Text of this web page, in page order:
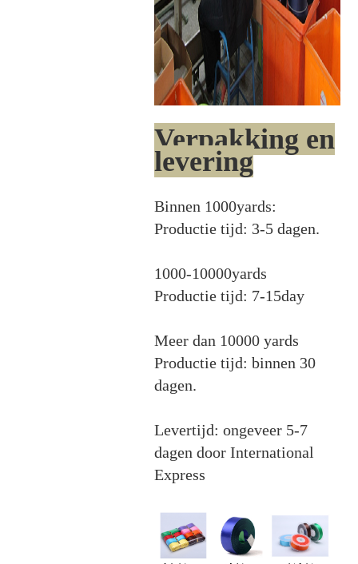
Verpakking en
levering
Binnen 1000yards:
Productie tijd: 3-5 dagen.
1000-10000yards
Productie tijd: 7-15day
Meer dan 10000 yards
Productie tijd: binnen 30
dagen.
Levertijd: ongeveer 5-7
dagen door International
Express